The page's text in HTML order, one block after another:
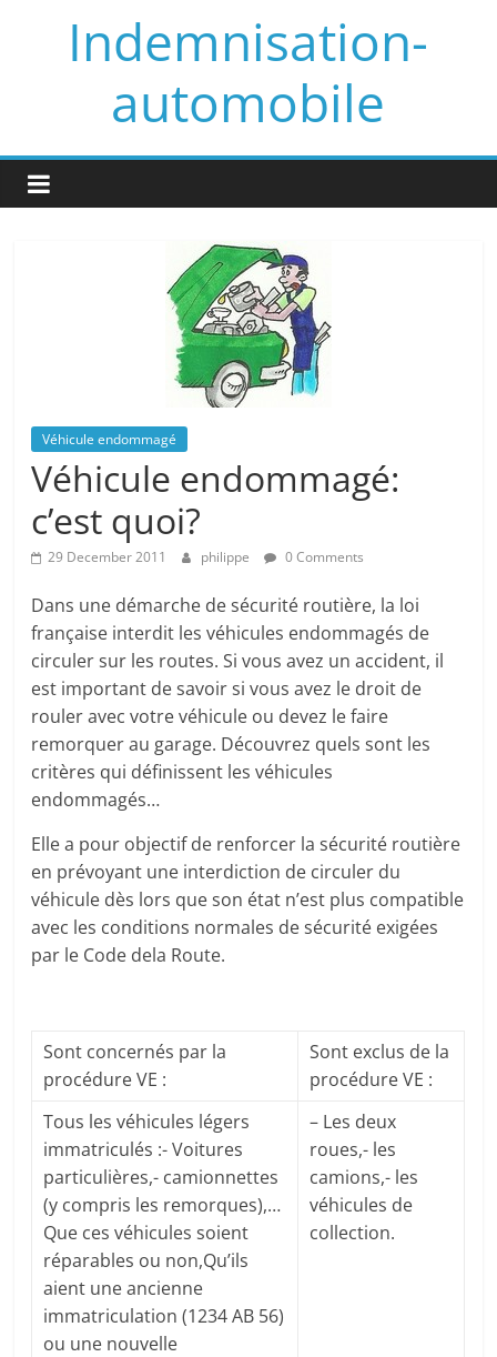
Indemnisation-
automobile
Véhicule endommagé
Véhicule endommagé:
c’est quoi?
29 December 2011 philippe 0 Comments
Dans une démarche de sécurité routière, la loi
française interdit les véhicules endommagés de
circuler sur les routes. Si vous avez un accident, il
est important de savoir si vous avez le droit de
rouler avec votre véhicule ou devez le faire
remorquer au garage. Découvrez quels sont les
critères qui définissent les véhicules
endommagés…
Elle a pour objectif de renforcer la sécurité routière
en prévoyant une interdiction de circuler du
véhicule dès lors que son état n’est plus compatible
avec les conditions normales de sécurité exigées
par le Code dela Route.
Sont concernés par la
procédure VE :
Sont exclus de la
procédure VE :
Tous les véhicules légers
immatriculés :- Voitures
particulières,- camionnettes
(y compris les remorques),…
Que ces véhicules soient
réparables ou non,Qu’ils
aient une ancienne
immatriculation (1234 AB 56)
ou une nouvelle
– Les deux
roues,- les
camions,- les
véhicules de
collection.